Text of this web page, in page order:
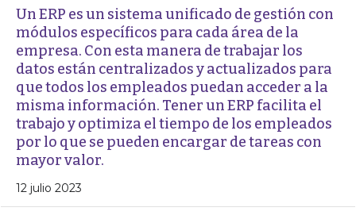
Un ERP es un sistema unificado de gestión con
módulos específicos para cada área de la
empresa. Con esta manera de trabajar los
datos están centralizados y actualizados para
que todos los empleados puedan acceder a la
misma información. Tener un ERP facilita el
trabajo y optimiza el tiempo de los empleados
por lo que se pueden encargar de tareas con
mayor valor.
12 julio 2023